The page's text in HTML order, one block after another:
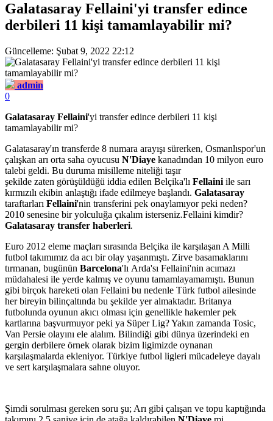
Galatasaray Fellaini'yi transfer edince
derbileri 11 kişi tamamlayabilir mi?
Güncelleme: Şubat 9, 2022 22:12
admin
0
Galatasaray Fellaini'yi transfer edince derbileri 11 kişi
tamamlayabilir mi?
Galatasaray'ın transferde 8 numara arayışı sürerken, Osmanlıspor'un
çalışkan arı orta saha oyucusu N'Diaye kanadından 10 milyon euro
talebi geldi. Bu duruma misilleme niteliği taşır
şekilde zaten görüşüldüğü iddia edilen Belçika'lı Fellaini ile sarı
kırmızılı ekibin anlaştığı ifade edilmeye başlandı. Galatasaray
taraftarları Fellaini'nin transferini pek onaylamıyor peki neden?
2010 senesine bir yolculuğa çıkalım isterseniz.Fellaini kimdir?
Galatasaray transfer haberleri.
Euro 2012 eleme maçları sırasında Belçika ile karşılaşan A Milli
futbol takımımız da acı bir olay yaşanmıştı. Zirve basamaklarını
tırmanan, bugünün Barcelona'lı Arda'sı Fellaini'nin acımazı
müdahalesi ile yerde kalmış ve oyunu tamamlayamamıştı. Bunun
gibi birçok hareketi olan Fellaini bu nedenle Türk futbol ailesinde
her bireyin bilinçaltında bu şekilde yer almaktadır. Britanya
futbolunda oyunun akıcı olması için genellikle hakemler pek
kartlarına başvurmuyor peki ya Süper Lig? Yakın zamanda Tosic,
Van Persie olayını ele alalım. Bilindiği gibi dünya üzerindeki en
gergin derbilere örnek olarak bizim ligimizde oynanan
karşılaşmalarda ekleniyor. Türkiye futbol ligleri mücadeleye dayalı
ve sert karşılaşmalara sahne oluyor.
Şimdi sorulması gereken soru şu; Arı gibi çalışan ve topu kaptığında